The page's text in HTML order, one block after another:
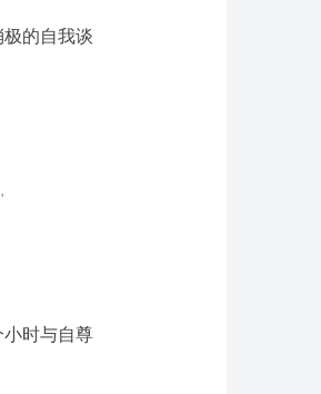
的自我谈
时与自尊